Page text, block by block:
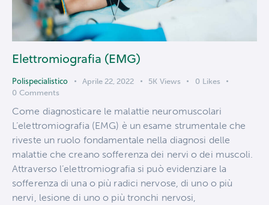
Elettromiografia (EMG)
Polispecialistico Aprile 22, 2022 5K Views 0 Likes
0 Comments
Come diagnosticare le malattie neuromuscolari
L’elettromiografia (EMG) è un esame strumentale che
riveste un ruolo fondamentale nella diagnosi delle
malattie che creano sofferenza dei nervi o dei muscoli.
Attraverso l’elettromiografia si può evidenziare la
sofferenza di una o più radici nervose, di uno o più
nervi, lesione di uno o più tronchi nervosi,